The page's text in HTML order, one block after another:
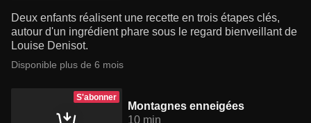
Deux enfants réalisent une recette en trois étapes clés,
autour d'un ingrédient phare sous le regard bienveillant de
Louise Denisot.
Disponible plus de 6 mois
S'abonner
Montagnes enneigées
10 min